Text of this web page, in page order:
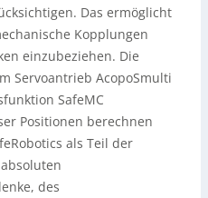
Das ermöglicht
Kopplungen
einzubeziehen. Die
Servoantrieb AcopoSmulti
SafeMC
Positionen berechnen
als Teil der
des